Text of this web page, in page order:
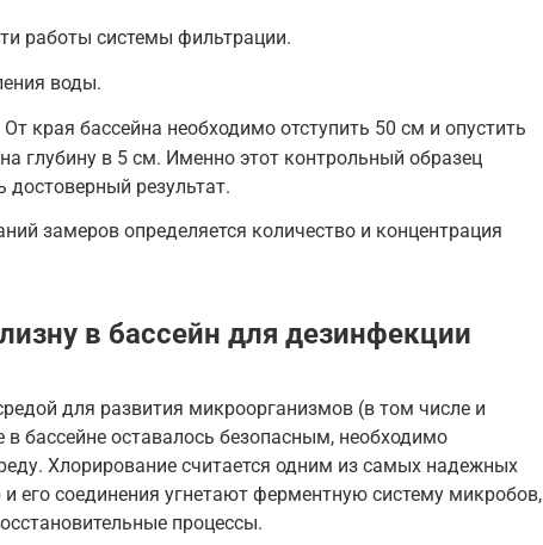
работы системы фильтрации.
воды.
края бассейна необходимо отступить 50 см и опустить
глубину в 5 см. Именно этот контрольный образец
достоверный результат.
замеров определяется количество и концентрация
в бассейн для дезинфекции
для развития микроорганизмов (в том числе и
бассейне оставалось безопасным, необходимо
Хлорирование считается одним из самых надежных
его соединения угнетают ферментную систему микробов,
процессы.